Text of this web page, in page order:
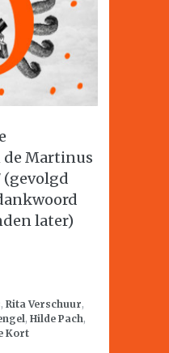
de Martinus
later)
, Rita Verschuur,
, Hilde Pach,
Kort